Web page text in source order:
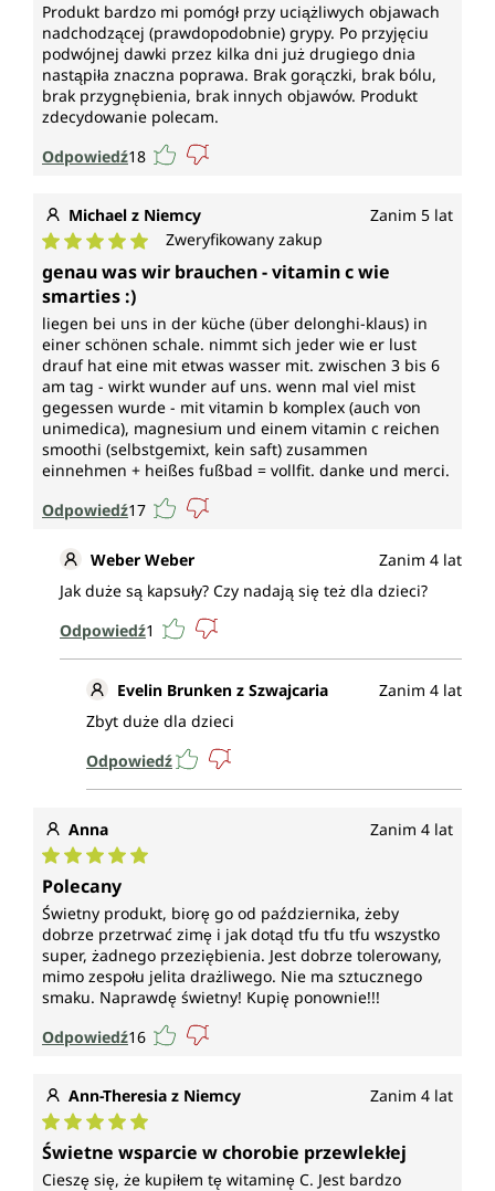
Produkt bardzo mi pomógł przy uciążliwych objawach
nadchodzącej (prawdopodobnie) grypy. Po przyjęciu
podwójnej dawki przez kilka dni już drugiego dnia
nastąpiła znaczna poprawa. Brak gorączki, brak bólu,
brak przygnębienia, brak innych objawów. Produkt
zdecydowanie polecam.
Odpowiedź18
Michael z Niemcy Zanim 5 lat
Średnia ocena 5 z 5 gwiazdek
Zweryfikowany zakup
genau was wir brauchen - vitamin c wie
smarties :)
liegen bei uns in der küche (über delonghi-klaus) in
einer schönen schale. nimmt sich jeder wie er lust
drauf hat eine mit etwas wasser mit. zwischen 3 bis 6
am tag - wirkt wunder auf uns. wenn mal viel mist
gegessen wurde - mit vitamin b komplex (auch von
unimedica), magnesium und einem vitamin c reichen
smoothi (selbstgemixt, kein saft) zusammen
einnehmen + heißes fußbad = vollfit. danke und merci.
Odpowiedź17
Weber Weber
Zanim 4 lat
Jak duże są kapsuły? Czy nadają się też dla dzieci?
Odpowiedź1
Evelin Brunken z Szwajcaria
Zanim 4 lat
Zbyt duże dla dzieci
Odpowiedź
Anna Zanim 4 lat
Średnia ocena 5 z 5 gwiazdek
Polecany
Świetny produkt, biorę go od października, żeby
dobrze przetrwać zimę i jak dotąd tfu tfu tfu wszystko
super, żadnego przeziębienia. Jest dobrze tolerowany,
mimo zespołu jelita drażliwego. Nie ma sztucznego
smaku. Naprawdę świetny! Kupię ponownie!!!
Odpowiedź16
Ann-Theresia z Niemcy Zanim 4 lat
Średnia ocena 5 z 5 gwiazdek
Świetne wsparcie w chorobie przewlekłej
Cieszę się, że kupiłem tę witaminę C. Jest bardzo